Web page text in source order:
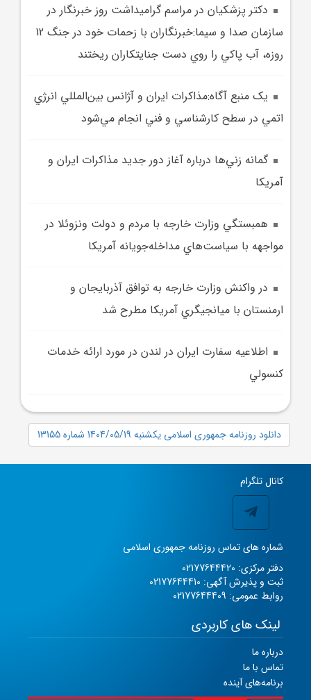
دکتر پزشکيان در مراسم گراميداشت روز خبرنگار در
سازمان صدا و سيما:خبرنگاران با زحمات خود در جنگ 12
روزه، آب پاکي را روي دست جنايتکاران ريختند
يک منبع آگاه:مذاکرات ايران و آژانس بين‌المللي انرژي
اتمي در سطح کارشناسي و فني انجام مي‌شود
گمانه زني‌ها درباره آغاز دور جديد مذاکرات ايران و
آمريکا
همبستگي وزارت خارجه با مردم و دولت ونزوئلا در
مواجهه با سياست‌هاي مداخله‌جويانه آمريکا
در واکنش وزارت خارجه به توافق آذربايجان و
ارمنستان با ميانجيگري آمريکا مطرح شد
اطلاعيه سفارت ايران در لندن در مورد ارائه خدمات
کنسولي
دانلود روزنامه جمهوری اسلامی یکشنبه 1404/05/19 شماره 13155
کانال تلگرام
شماره های تماس روزنامه جمهوری اسلامی
دفتر مرکزی: 02177644420
ثبت و پذیرش آگهی: 02177644410
روابط عمومی: 02177644409
لینک های کاربردی
درباره ما
تماس با ما
برنامه‌های آینده